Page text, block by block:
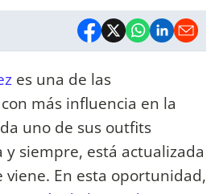
es una de las
más influencia en la
uno de sus outfits
siempre, está actualizada
viene. En esta oportunidad,